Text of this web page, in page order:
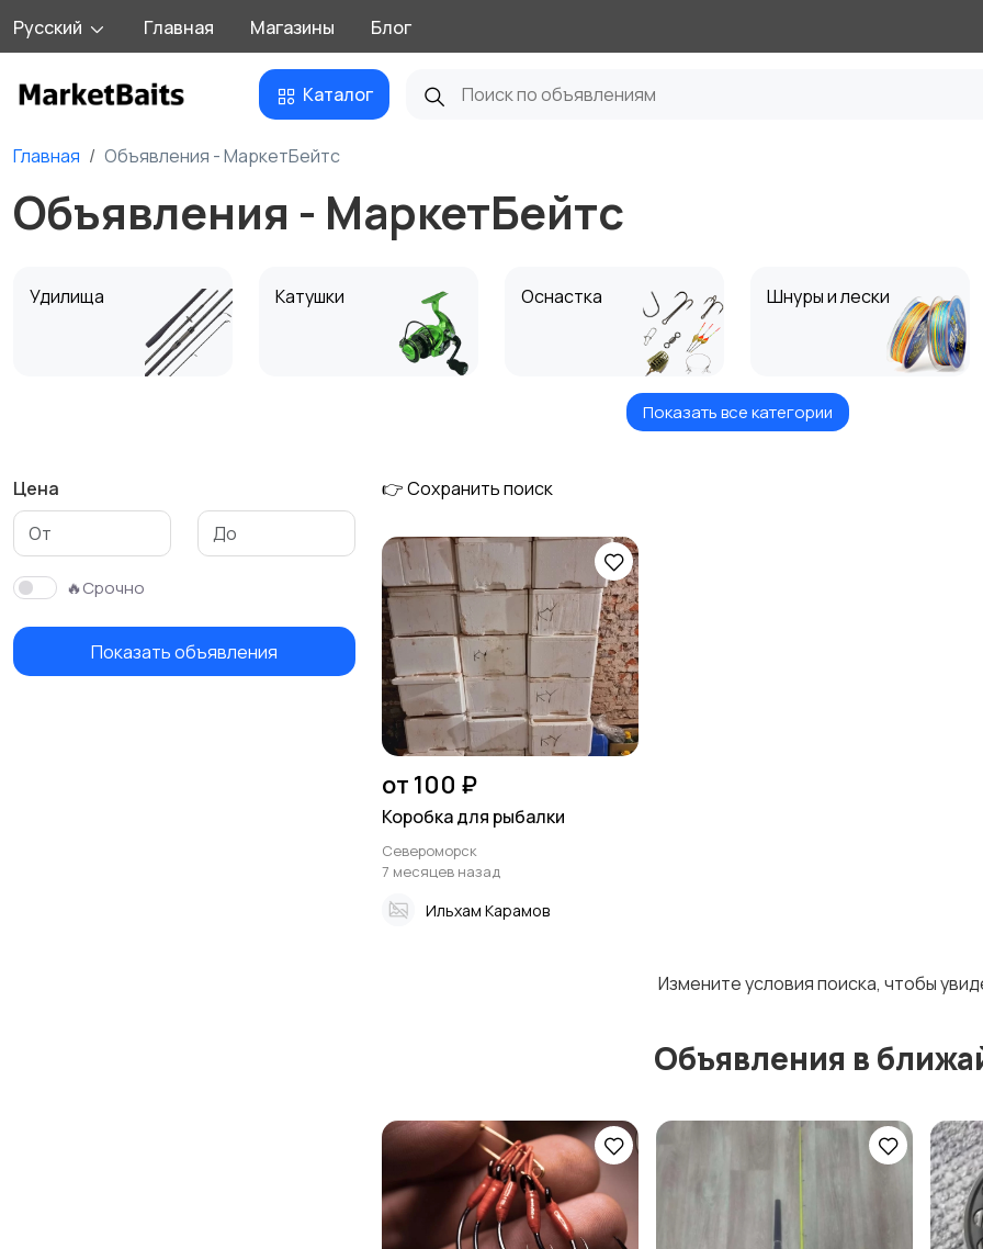
Русский Главная Магазины Блог
Каталог
Главная Объявления - МаркетБейтс
Объявления - МаркетБейтс
Удилища Катушки Оснастка Шнуры и лески
Ящики и Коробки для
Тубусы и чехлы Рюкзаки и сумки
Лодки Моторы
Показать все категории
Цена
🔥Срочно
Показать объявления
👉 Сохранить поиск
от 100 ₽
Коробка для рыбалки
Североморск
7 месяцев назад
Ильхам Карамов
Измените условия поиска, чтобы
Объявления в